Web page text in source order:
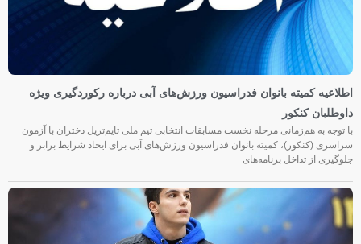
اطلاعیه کمیته بانوان فدراسیون ورزش‌های آبی درباره رکوردگیری ویژه
داوطلبان کنکور
با توجه به هم‌زمانی مرحله نخست مسابقات انتخابی تیم ملی تایم‌تریل دختران با آزمون
سراسری (کنکور)، کمیته بانوان فدراسیون ورزش‌های آبی برای ایجاد شرایط برابر و
جلوگیری از تداخل برنامه‌های